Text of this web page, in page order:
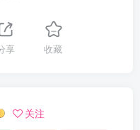
享 收藏
关注